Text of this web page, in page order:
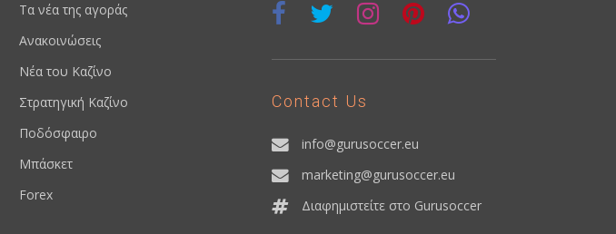
Τα νέα της αγοράς
Ανακοινώσεις
Νέα του Καζίνο
Στρατηγική Καζίνο
Ποδόσφαιρο
Μπάσκετ
Forex
Contact Us
info@gurusoccer.eu
marketing@gurusoccer.eu
Διαφημιστείτε στο Gurusoccer